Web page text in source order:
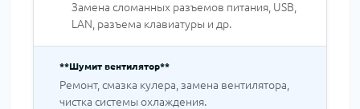
Замена сломанных разъемов питания, USB,
LAN, разъема клавиатуры и др.
**Шумит вентилятор**
Ремонт, смазка кулера, замена вентилятора,
чистка системы охлаждения.